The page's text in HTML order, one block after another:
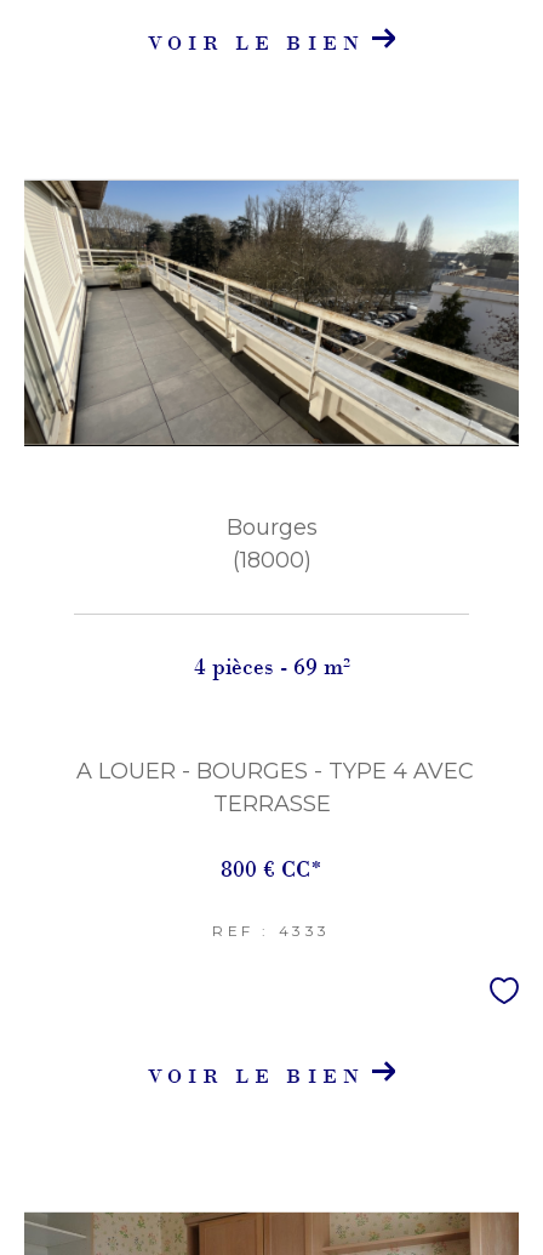
VOIR LE BIEN
Bourges
(18000)
4 pièces - 69 m²
A LOUER - BOURGES - TYPE 4 AVEC
TERRASSE
800 € CC*
REF : 4333
VOIR LE BIEN